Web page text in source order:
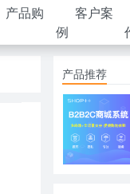
产品购
客户案
例
产品推荐